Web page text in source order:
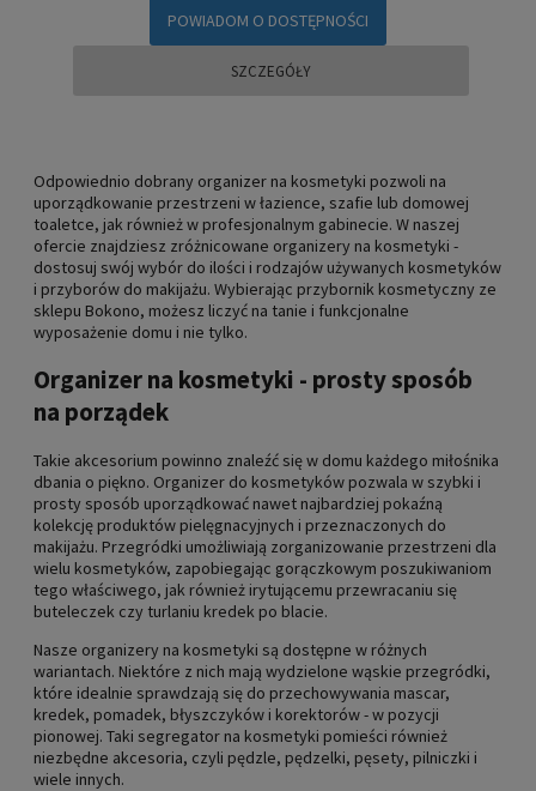
POWIADOM O DOSTĘPNOŚCI
SZCZEGÓŁY
Odpowiednio dobrany organizer na kosmetyki pozwoli na
uporządkowanie przestrzeni w łazience, szafie lub domowej
toaletce, jak również w profesjonalnym gabinecie. W naszej
ofercie znajdziesz zróżnicowane organizery na kosmetyki -
dostosuj swój wybór do ilości i rodzajów używanych kosmetyków
i przyborów do makijażu. Wybierając przybornik kosmetyczny ze
sklepu Bokono, możesz liczyć na tanie i funkcjonalne
wyposażenie domu i nie tylko.
Organizer na kosmetyki - prosty sposób
na porządek
Takie akcesorium powinno znaleźć się w domu każdego miłośnika
dbania o piękno. Organizer do kosmetyków pozwala w szybki i
prosty sposób uporządkować nawet najbardziej pokaźną
kolekcję produktów pielęgnacyjnych i przeznaczonych do
makijażu. Przegródki umożliwiają zorganizowanie przestrzeni dla
wielu kosmetyków, zapobiegając gorączkowym poszukiwaniom
tego właściwego, jak również irytującemu przewracaniu się
buteleczek czy turlaniu kredek po blacie.
Nasze organizery na kosmetyki są dostępne w różnych
wariantach. Niektóre z nich mają wydzielone wąskie przegródki,
które idealnie sprawdzają się do przechowywania mascar,
kredek, pomadek, błyszczyków i korektorów - w pozycji
pionowej. Taki segregator na kosmetyki pomieści również
niezbędne akcesoria, czyli pędzle, pędzelki, pęsety, pilniczki i
wiele innych.